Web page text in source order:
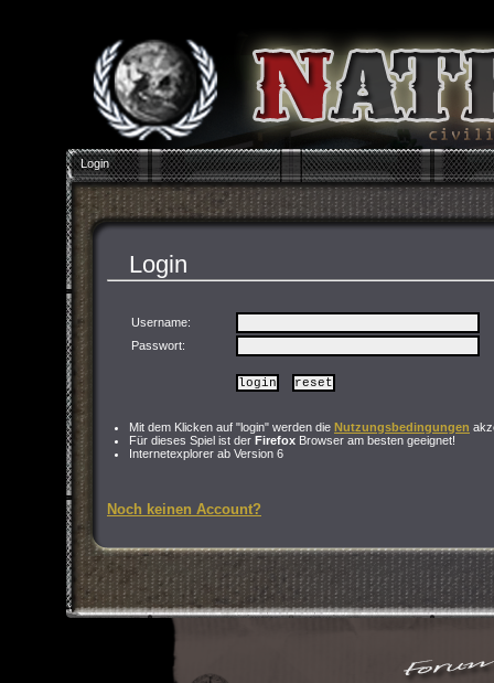
Login
Login
Username:
Passwort:
Mit dem Klicken auf "login" werden die Nutzungsbedingungen
Für dieses Spiel ist der Firefox Browser am besten geeignet!
Internetexplorer ab Version 6
Noch keinen Account?